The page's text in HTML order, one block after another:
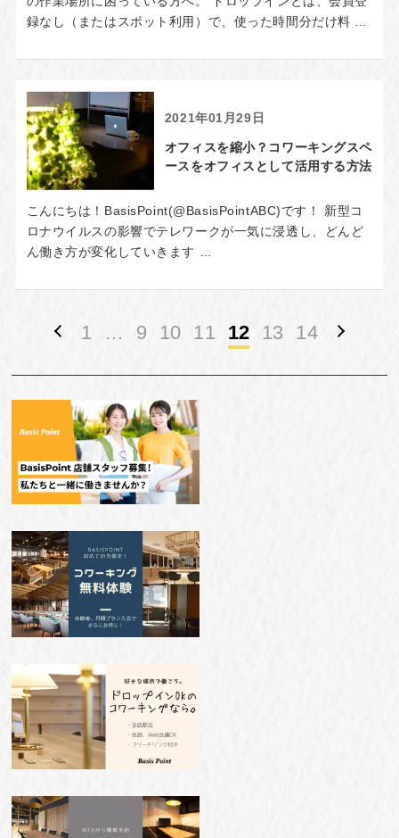
録なし（またはスポット利用）で、使った時間分だけ料 …
2021年01月29日
オフィスを縮小？コワーキングスペ
ースをオフィスとして活用する方法
こんにちは！BasisPoint(@BasisPointABC)です！ 新型コ
ロナウイルスの影響でテレワークが一気に浸透し、どんど
ん働き方が変化していきます …
1 … 9 10 11 12 13 14